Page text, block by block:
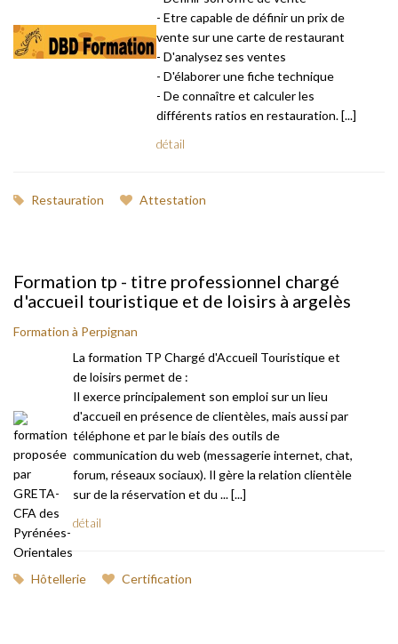
- Etre capable de définir un prix de
vente sur une carte de restaurant
- D'analysez ses ventes
- D'élaborer une fiche technique
- De connaître et calculer les
différents ratios en restauration. [...]
détail
Restauration Attestation
Formation tp - titre professionnel chargé
d'accueil touristique et de loisirs à argelès
Formation à Perpignan
La formation TP Chargé d'Accueil Touristique et
de loisirs permet de :
Il exerce principalement son emploi sur un lieu
d'accueil en présence de clientèles, mais aussi par
téléphone et par le biais des outils de
communication du web (messagerie internet, chat,
forum, réseaux sociaux). Il gère la relation clientèle
sur de la réservation et du ... [...]
détail
Hôtellerie Certification